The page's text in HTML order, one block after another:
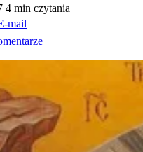
4 min czytania
mail